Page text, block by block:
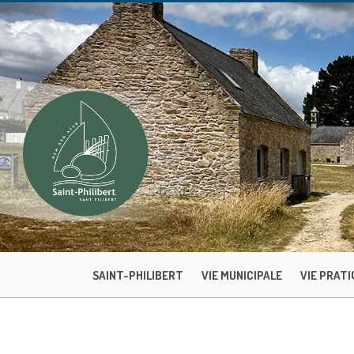
SAINT-PHILIBERT VIE MUNICIPALE VIE